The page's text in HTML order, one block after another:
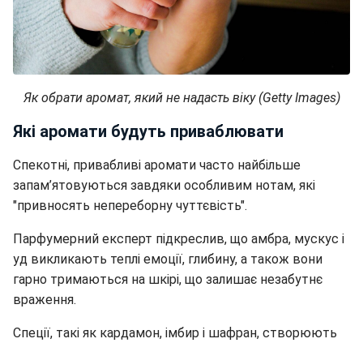
Як обрати аромат, який не надасть віку (Getty Images)
Які аромати будуть приваблювати
Спекотні, привабливі аромати часто найбільше
запам’ятовуються завдяки особливим нотам, які
"привносять непереборну чуттєвість".
Парфумерний експерт підкреслив, що амбра, мускус і
уд викликають теплі емоції, глибину, а також вони
гарно тримаються на шкірі, що залишає незабутнє
враження.
Спеції, такі як кардамон, імбир і шафран, створюють